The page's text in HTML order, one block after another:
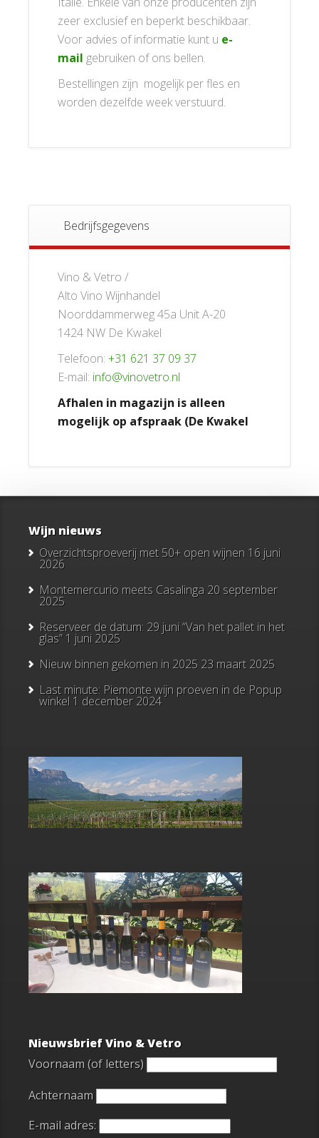
zeer exclusief en beperkt beschikbaar.
Voor advies of informatie kunt u e-
mail gebruiken of ons bellen.
Bestellingen zijn mogelijk per fles en
worden dezelfde week verstuurd.
Bedrijfsgegevens
Vino & Vetro /
Alto Vino Wijnhandel
Noorddammerweg 45a Unit A-20
1424 NW De Kwakel
Telefoon: +31 621 37 09 37
E-mail: info@vinovetro.nl
Afhalen in magazijn is alleen
mogelijk op afspraak (De Kwakel
Wijn nieuws
Overzichtsproeverij met 50+ open wijnen 16 juni
2026
Montemercurio meets Casalinga 20 september
2025
Reserveer de datum: 29 juni “Van het pallet in het
glas” 1 juni 2025
Nieuw binnen gekomen in 2025 23 maart 2025
Last minute: Piemonte wijn proeven in de Popup
winkel 1 december 2024
Nieuwsbrief Vino & Vetro
Voornaam (of letters)
Achternaam
E-mail adres: